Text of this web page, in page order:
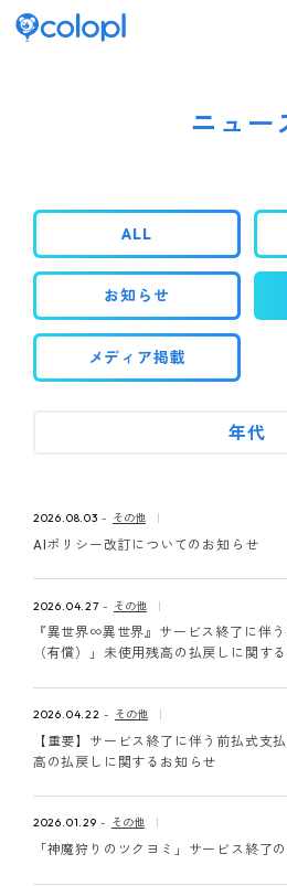
IR情報
採用情報
ピンマーク
ニュー
ALL
お知らせ
メディア掲載
年代
2026.08.03 その他
AIポリシー改訂についてのお知らせ
2026.04.27 その他
『異世界∞異世界』サービス終了に伴
（有償）」未使用残高の払戻しに関す
2026.04.22 その他
【重要】サービス終了に伴う前払式支
高の払戻しに関するお知らせ
2026.01.29 その他
「神魔狩りのツクヨミ」サービス終了